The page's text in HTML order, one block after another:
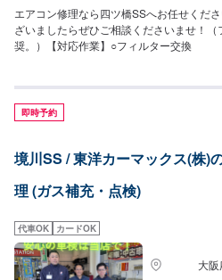
エアコン修理なら四ツ橋SSへお任せくだ
ざいましたらぜひご相談くださいませ！
奨。）【対応作業】○フィルター交換
即時予約
境川SS / 東洋カーマックス(株)
理 (ガス補充・点検)
代車OK カードOK
大